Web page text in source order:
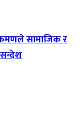
सामाजिक र
सन्देश